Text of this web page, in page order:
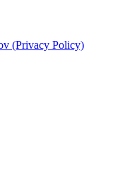
(Privacy Policy)